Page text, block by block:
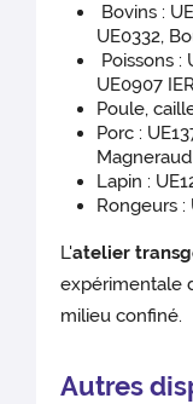
Bovins :
UE0332,
Poissons :
UE0907
Poule,
Porc :
Magneraud
Lapin :
Rongeurs :
L'atelier
expérimentale
milieu confiné.
Autres